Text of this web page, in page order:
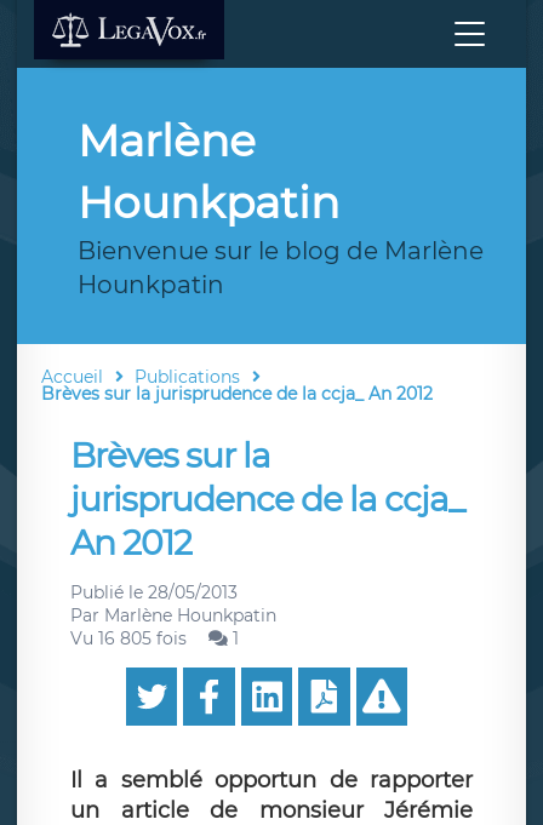
Marlène
Hounkpatin
Bienvenue sur le blog de Marlène
Hounkpatin
Accueil Publications
Brèves sur la jurisprudence de la ccja_ An 2012
Brèves sur la
jurisprudence de la ccja_
An 2012
Publié le 28/05/2013
Par Marlène Hounkpatin
Vu 16 805 fois
1
Il a semblé opportun de rapporter
un article de monsieur Jérémie